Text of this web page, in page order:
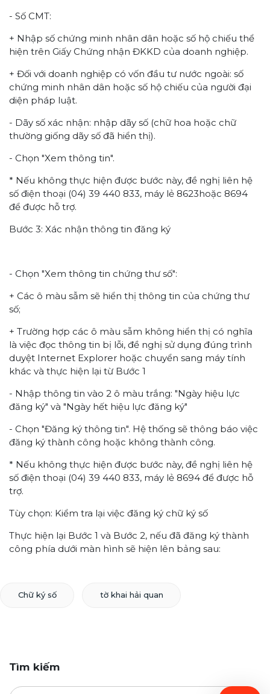
- Số CMT:
+ Nhập số chứng minh nhân dân hoặc số hộ chiếu thể
hiện trên Giấy Chứng nhận ĐKKD của doanh nghiệp.
+ Đối với doanh nghiệp có vốn đầu tư nước ngoài: số
chứng minh nhân dân hoặc số hộ chiếu của người đại
diện pháp luật.
- Dãy số xác nhận: nhập dãy số (chữ hoa hoặc chữ
thường giống dãy số đã hiển thị).
- Chọn "Xem thông tin".
* Nếu không thực hiện được bước này, đề nghị liên hệ
số điện thoại (04) 39 440 833, máy lẻ 8623hoặc 8694
để được hỗ trợ.
Bước 3: Xác nhận thông tin đăng ký
- Chọn "Xem thông tin chứng thư số":
+ Các ô màu sẫm sẽ hiển thị thông tin của chứng thư
số;
+ Trường hợp các ô màu sẫm không hiển thị có nghĩa
là việc đọc thông tin bị lỗi, đề nghị sử dụng đúng trình
duyệt Internet Explorer hoặc chuyển sang máy tính
khác và thực hiện lại từ Bước 1
- Nhập thông tin vào 2 ô màu trắng: "Ngày hiệu lực
đăng ký" và "Ngày hết hiệu lực đăng ký"
- Chọn "Đăng ký thông tin". Hệ thống sẽ thông báo việc
đăng ký thành công hoặc không thành công.
* Nếu không thực hiện được bước này, đề nghị liên hệ
số điện thoại (04) 39 440 833, máy lẻ 8694 để được hỗ
trợ.
Tùy chọn: Kiểm tra lại việc đăng ký chữ ký số
Thực hiện lại Bước 1 và Bước 2, nếu đã đăng ký thành
công phía dưới màn hình sẽ hiện lên bảng sau:
Chữ ký số tờ khai hải quan
Tìm kiếm